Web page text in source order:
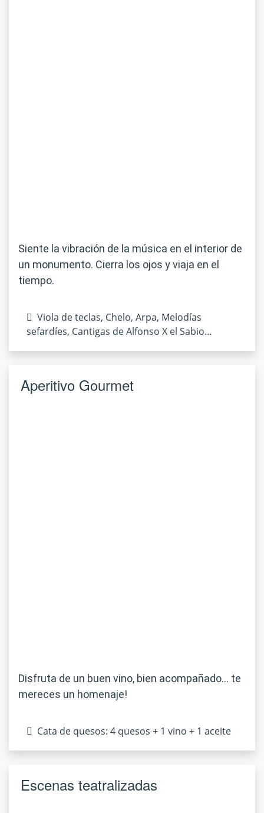
Siente la vibración de la música en el interior de
un monumento. Cierra los ojos y viaja en el
tiempo.
Viola de teclas, Chelo, Arpa, Melodías
sefardíes, Cantigas de Alfonso X el Sabio…
Aperitivo Gourmet
Disfruta de un buen vino, bien acompañado… te
mereces un homenaje!
Cata de quesos: 4 quesos + 1 vino + 1 aceite
Escenas teatralizadas